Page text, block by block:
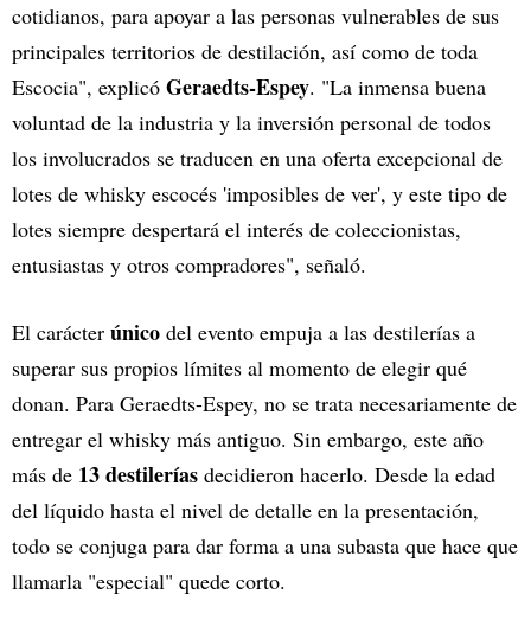
cotidianos, para apoyar a las personas vulnerables de sus
principales territorios de destilación, así como de toda
Escocia", explicó Geraedts-Espey. "La inmensa buena
voluntad de la industria y la inversión personal de todos
los involucrados se traducen en una oferta excepcional de
lotes de whisky escocés 'imposibles de ver', y este tipo de
lotes siempre despertará el interés de coleccionistas,
entusiastas y otros compradores", señaló.
El carácter único del evento empuja a las destilerías a
superar sus propios límites al momento de elegir qué
donan. Para Geraedts-Espey, no se trata necesariamente de
entregar el whisky más antiguo. Sin embargo, este año
más de 13 destilerías decidieron hacerlo. Desde la edad
del líquido hasta el nivel de detalle en la presentación,
todo se conjuga para dar forma a una subasta que hace que
llamarla "especial" quede corto.